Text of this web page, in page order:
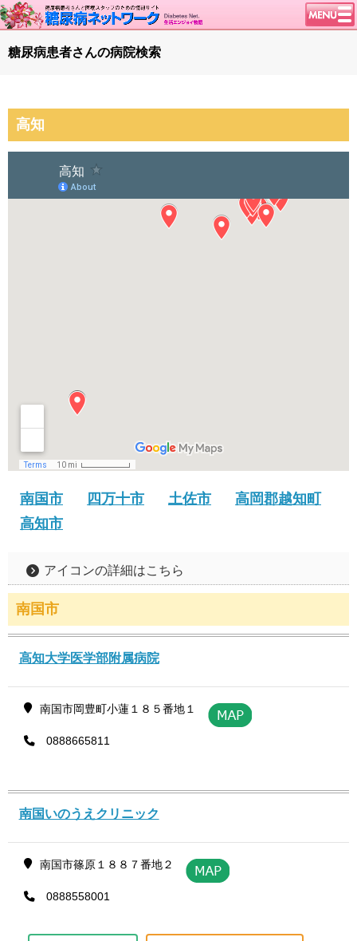
トップページ
談話室BBS
糖尿病のきほん
特集・連載
腎臓の健康道
糖尿病患者さんの病院検索
高知
南国市 四万十市 土佐市
高岡郡越知町
高知市
アイコンの詳細はこちら
南国市
高知大学医学部附属病院
南国市岡豊町小蓮１８５番地１
0888665811
南国いのうえクリニック
南国市篠原１８８７番地２
0888558001